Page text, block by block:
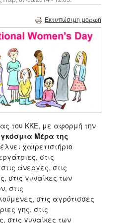
Εκτυπώσιμη μορφή
του ΚΚΕ, με αφορμή την
Μέρα της
χαιρετιστήριο
στις
άνεργες, στις
στις γυναίκες των
στις
στις αγρότισσες
γης, στις
στις γυναίκες των